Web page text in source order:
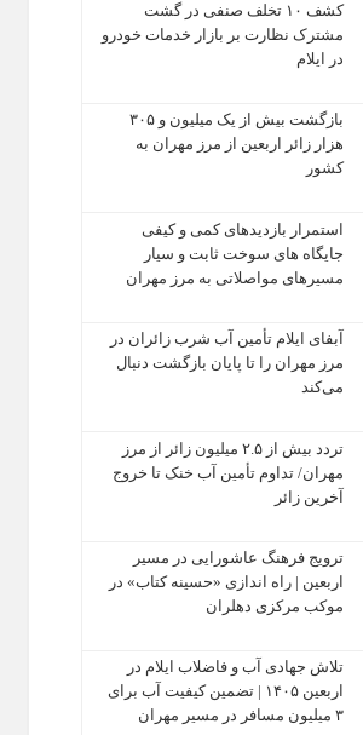
کشف ۱۰ تخلف صنفی در گشت
مشترک نظارت بر بازار خدمات خودرو
در ایلام
بازگشت بیش از یک میلیون و ۳۰۵
هزار زائر اربعین از مرز مهران به
کشور
استمرار بازدیدهای کمی و کیفی
جایگاه‌ های سوخت ثابت و سیار
مسیرهای مواصلاتی به مرز مهران
آبفای ایلام تأمین آب شرب زائران در
مرز مهران را تا پایان بازگشت دنبال
می‌کند
تردد بیش از ۲.۵ میلیون زائر از مرز
مهران/ تداوم تأمین آب خنک تا خروج
آخرین زائر
ترویج فرهنگ عاشورایی در مسیر
اربعین | راه‌ اندازی «حسینه کتاب» در
موکب مرکزی دهلران
تلاش جهادی آب و فاضلاب ایلام در
اربعین ۱۴۰۵ | تضمین کیفیت آب برای
۳ میلیون مسافر در مسیر مهران